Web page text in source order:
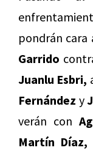
pondrán cara
Garrido
Juanlu Esbri,
Fernández y
verán con
Martín Díaz,